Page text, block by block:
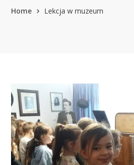
Home Lekcja w muzeum